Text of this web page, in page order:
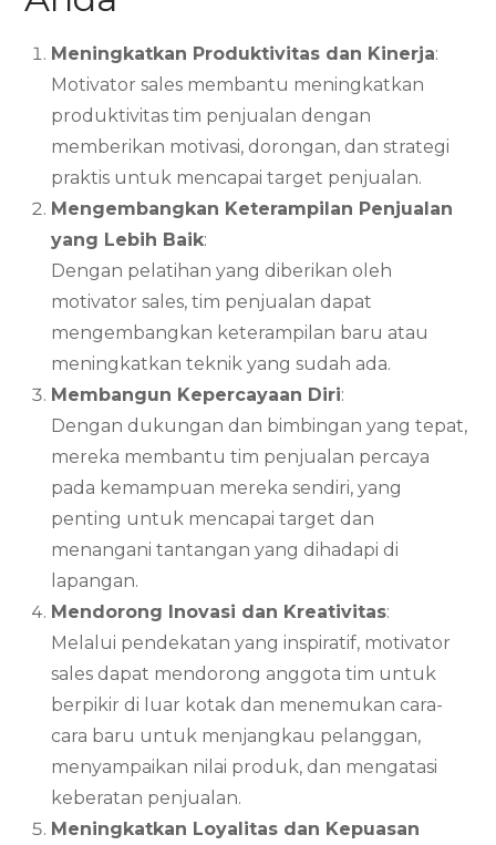
Meningkatkan Produktivitas dan Kinerja:
Motivator sales membantu meningkatkan
produktivitas tim penjualan dengan
memberikan motivasi, dorongan, dan strategi
praktis untuk mencapai target penjualan.
Mengembangkan Keterampilan Penjualan
yang Lebih Baik:
Dengan pelatihan yang diberikan oleh
motivator sales, tim penjualan dapat
mengembangkan keterampilan baru atau
meningkatkan teknik yang sudah ada.
Membangun Kepercayaan Diri:
Dengan dukungan dan bimbingan yang tepat,
mereka membantu tim penjualan percaya
pada kemampuan mereka sendiri, yang
penting untuk mencapai target dan
menangani tantangan yang dihadapi di
lapangan.
Mendorong Inovasi dan Kreativitas:
Melalui pendekatan yang inspiratif, motivator
sales dapat mendorong anggota tim untuk
berpikir di luar kotak dan menemukan cara-
cara baru untuk menjangkau pelanggan,
menyampaikan nilai produk, dan mengatasi
keberatan penjualan.
Meningkatkan Loyalitas dan Kepuasan